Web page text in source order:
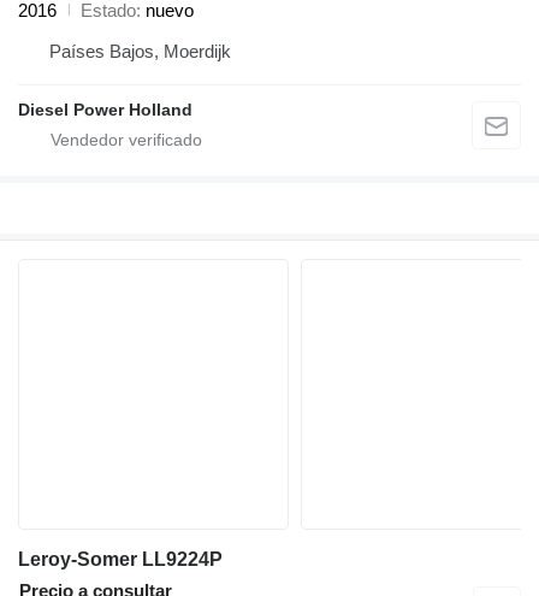
2016
Estado nuevo
Países Bajos, Moerdijk
Diesel Power Holland
Leroy-Somer LL9224P
Precio a consultar